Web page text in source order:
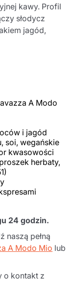
kawy. Profil
słodycz
jagód,
A Modo
i jagód
soi, wegańskie
kwasowości
herbaty,
24 godzin.
naszą pełną
A Modo Mio lub
o kontakt z